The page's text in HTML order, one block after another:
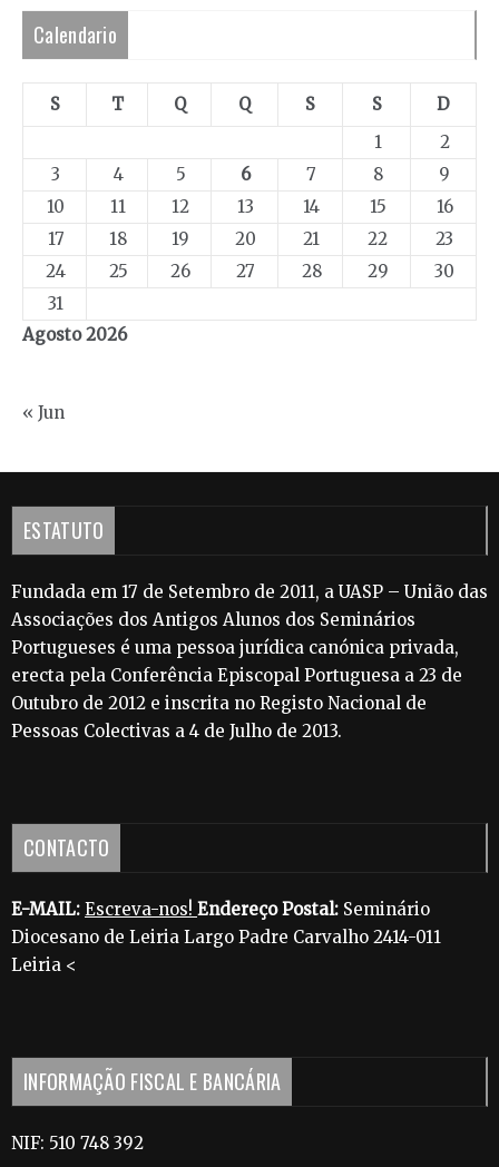
Calendario
Agosto 2026
S T Q Q S S
D
1
2
3
4 5 6 7 8
9
10
11 12 13 14 15
16
17
18 19 20 21 22
23
24
25 26 27 28 29
30
31
« Jun
ESTATUTO
Fundada em 17 de Setembro de 2011, a UASP – União das
Associações dos Antigos Alunos dos Seminários
Portugueses é uma pessoa jurídica canónica privada,
erecta pela Conferência Episcopal Portuguesa a 23 de
Outubro de 2012 e inscrita no Registo Nacional de
Pessoas Colectivas a 4 de Julho de 2013.
CONTACTO
E-MAIL: Escreva-nos! Endereço Postal: Seminário
Diocesano de Leiria Largo Padre Carvalho 2414-011
Leiria <
INFORMAÇÃO FISCAL E BANCÁRIA
NIF: 510 748 392